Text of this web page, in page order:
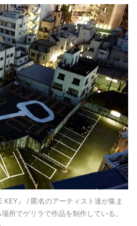
KEY』 / 匿名のアーティスト達が集ま
所でゲリラで作品を制作している。